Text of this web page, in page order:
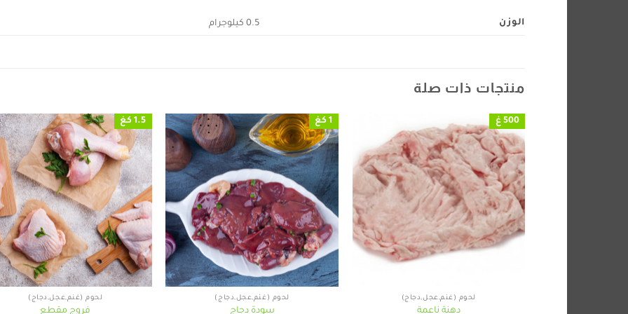
الوزن 0.5 كيلوجرام
منتجات ذات صلة
500 غ
لحوم (غنم,عجل,دجاج)
دهنة ناعمة
1 كغ
+
لحوم (غنم,عجل,دجاج)
سودة دجاج
1.5 كغ
لحوم (غنم,عجل,دجاج)
فروج مقطع